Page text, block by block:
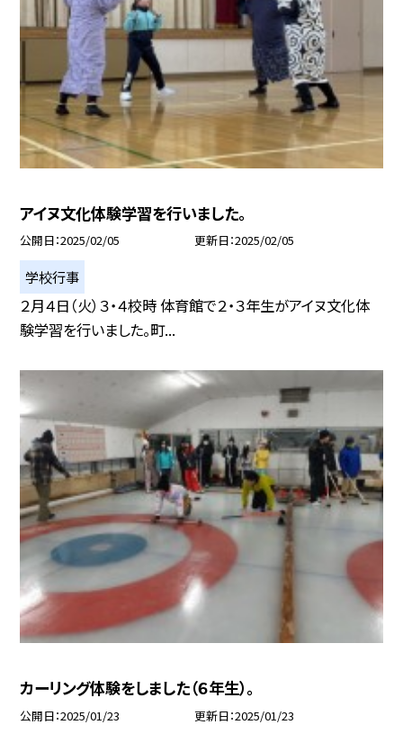
アイヌ文化体験学習を行いました。
公開日 2025/02/05 更新日 2025/02/05
学校行事
２月４日（火）３・４校時 体育館で２・３年生がアイヌ文化体
験学習を行いました。町...
カーリング体験をしました（６年生）。
公開日 2025/01/23 更新日 2025/01/23